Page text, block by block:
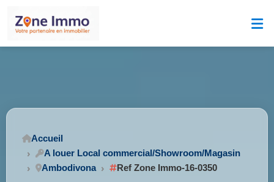
Accueil
A louer Local commercial/Showroom/Magasin
Ambodivona
Ref Zone Immo-16-0350